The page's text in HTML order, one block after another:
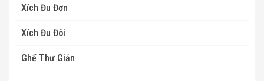
Xích Đu Đơn
Xích Đu Đôi
Ghế Thư Giản